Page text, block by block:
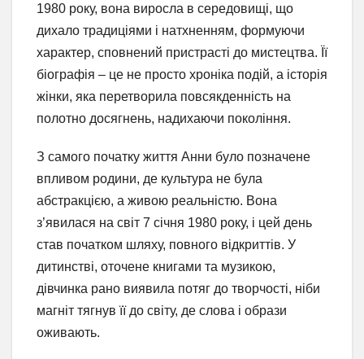
1980 року, вона виросла в середовищі, що
дихало традиціями і натхненням, формуючи
характер, сповнений пристрасті до мистецтва. Її
біографія – це не просто хроніка подій, а історія
жінки, яка перетворила повсякденність на
полотно досягнень, надихаючи покоління.
З самого початку життя Анни було позначене
впливом родини, де культура не була
абстракцією, а живою реальністю. Вона
з’явилася на світ 7 січня 1980 року, і цей день
став початком шляху, повного відкриттів. У
дитинстві, оточене книгами та музикою,
дівчинка рано виявила потяг до творчості, ніби
магніт тягнув її до світу, де слова і образи
оживають.